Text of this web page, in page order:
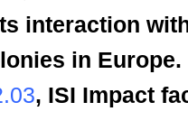
interaction
in
, ISI Impact